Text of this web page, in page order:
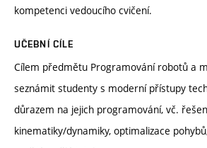
kompetenci vedoucího cvičení.
UČEBNÍ CÍLE
Cílem předmětu Programování robotů a
seznámit studenty s moderní přístupy
důrazem na jejich programování, vč.
kinematiky/dynamiky, optimalizace